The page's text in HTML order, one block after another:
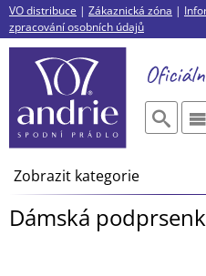
VO distribuce | Zákaznická zóna |
zpracování osobních údajů
Zobrazit kategorie
Dámská